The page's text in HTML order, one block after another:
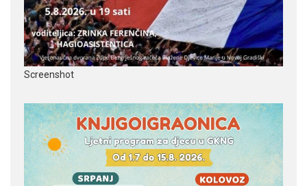
Screenshot